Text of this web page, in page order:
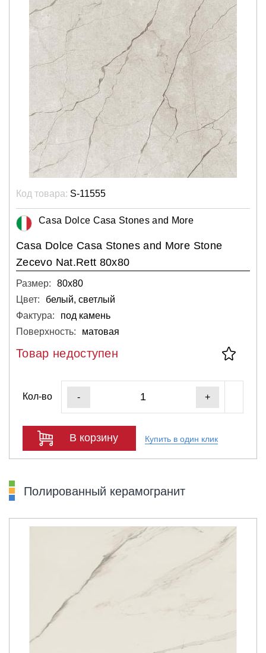
Код товара: S-11555
Casa Dolce Casa Stones and More
Casa Dolce Casa Stones and More Stone
Zecevo Nat.Rett 80x80
Размер:
80х80
Цвет:
белый, светлый
Фактура:
под камень
Поверхность:
матовая
Товар недоступен
Кол-во - +
В корзину Купить в один клик
Полированный керамогранит